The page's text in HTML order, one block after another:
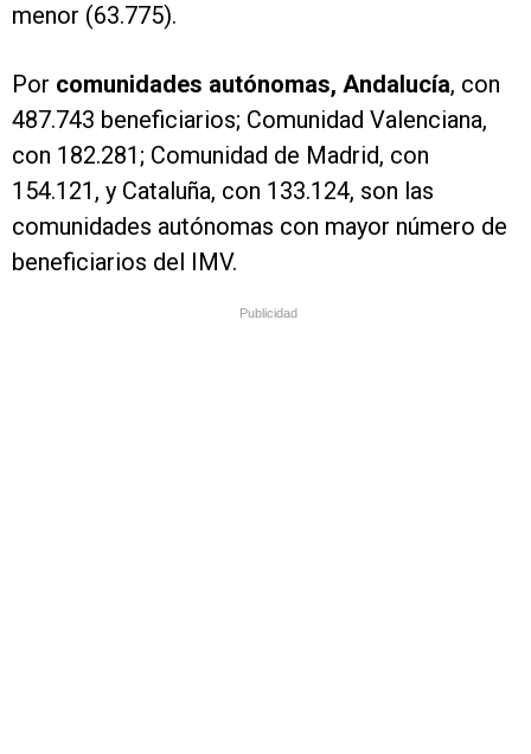
menor (63.775).
Por comunidades autónomas, Andalucía, con
487.743 beneficiarios; Comunidad Valenciana,
con 182.281; Comunidad de Madrid, con
154.121, y Cataluña, con 133.124, son las
comunidades autónomas con mayor número de
beneficiarios del IMV.
Publicidad